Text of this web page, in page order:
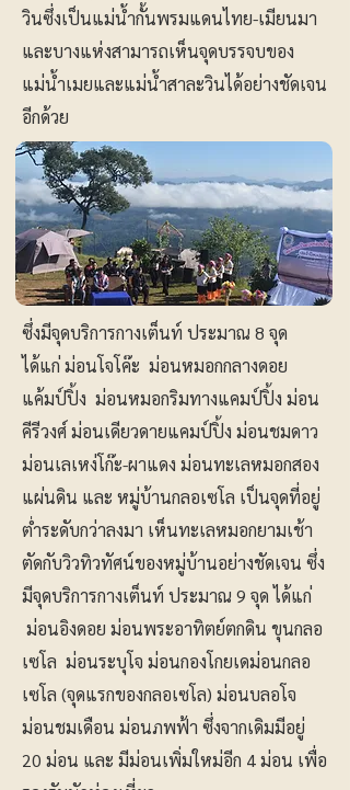
วินซึ่งเป็นแม่น้ำกั้นพรมแดนไทย-เมียนมา
และบางแห่งสามารถเห็นจุดบรรจบของ
แม่น้ำเมยและแม่น้ำสาละวินได้อย่างชัดเจน
อีกด้วย
ซึ่งมีจุดบริการกางเต็นท์ ประมาณ 8 จุด
ได้แก่ ม่อนโจโค๊ะ ม่อนหมอกกลางดอย
แค้มป์ปิ้ง ม่อนหมอกริมทางแคมป์ปิ้ง ม่อน
คีรีวงศ์ ม่อนเดียวดายแคมป์ปิ้ง ม่อนชมดาว
ม่อนเลเหง่โก๊ะ-ผาแดง ม่อนทะเลหมอกสอง
แผ่นดิน และ หมู่บ้านกลอเซโล เป็นจุดที่อยู่
ต่ำระดับกว่าลงมา เห็นทะเลหมอกยามเช้า
ตัดกับวิวทิวทัศน์ของหมู่บ้านอย่างชัดเจน ซึ่ง
มีจุดบริการกางเต็นท์ ประมาณ 9 จุด ได้แก่
ม่อนอิงดอย ม่อนพระอาทิตย์ตกดิน ขุนกลอ
เซโล ม่อนระบุโจ ม่อนกองโกยเดม่อนกลอ
เซโล (จุดแรกของกลอเซโล) ม่อนบลอโจ
ม่อนชมเดือน ม่อนภพฟ้า ซึ่งจากเดิมมีอยู่
20 ม่อน และ มีม่อนเพิ่มใหม่อีก 4 ม่อน เพื่อ